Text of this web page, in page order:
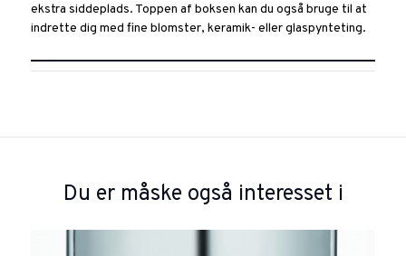
ekstra siddeplads. Toppen af boksen kan du også bruge til at
indrette dig med fine blomster, keramik- eller glaspynteting.
Du er måske også interesset i